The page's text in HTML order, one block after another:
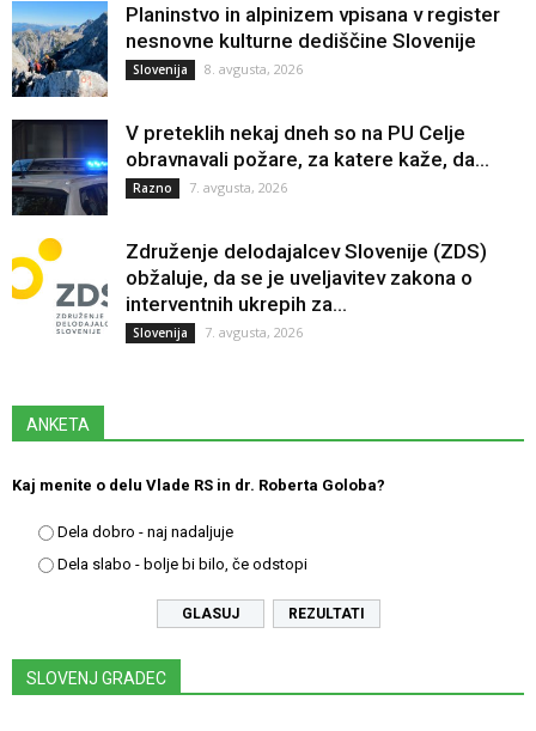
Planinstvo in alpinizem vpisana v register
nesnovne kulturne dediščine Slovenije
Slovenija 8. avgusta, 2026
V preteklih nekaj dneh so na PU Celje
obravnavali požare, za katere kaže, da...
Razno 7. avgusta, 2026
Združenje delodajalcev Slovenije (ZDS)
obžaluje, da se je uveljavitev zakona o
interventnih ukrepih za...
Slovenija 7. avgusta, 2026
ANKETA
Kaj menite o delu Vlade RS in dr. Roberta Goloba?
Dela dobro - naj nadaljuje
Dela slabo - bolje bi bilo, če odstopi
REZULTATI
SLOVENJ GRADEC